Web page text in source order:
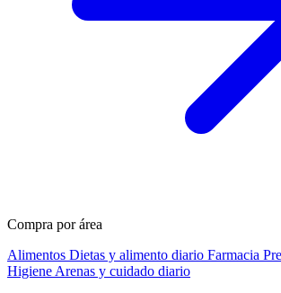
Compra por área
Alimentos Dietas y alimento diario Farmacia
Higiene Arenas y cuidado diario